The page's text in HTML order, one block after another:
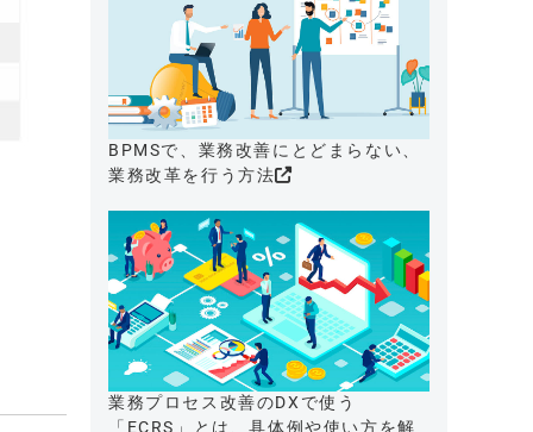
BPMSで、業務改善にとどまらない、
業務改革を行う方法
業務プロセス改善のDXで使う
「ECRS」とは、具体例や使い方を解